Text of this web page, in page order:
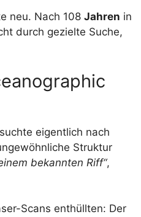
neu. Nach 108 Jahren in
durch gezielte Suche,
eigentlich nach
Struktur
bekannten Riff“,
Scans enthüllten: Der